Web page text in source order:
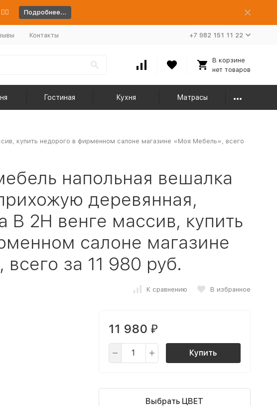
Подробнее...
Контакты +7 982 151 11 22
В корзине
нет товаров
Гостиная Кухня Матрасы
купить недорого в фирменном салоне магазине «Моя Мебель», всего
напольная вешалка
деревянная,
В 2Н венге массив, купить
салоне магазине
за 11 980 руб.
К сравнению В избранное
11 980 ₽
Купить
Выбрать ЦВЕТ